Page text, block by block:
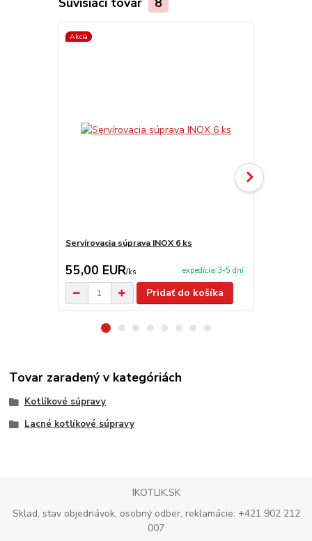
Akcia
Servírovacia súprava INOX 6 ks
55,00 EUR/ks expedícia 3-5 dní
Pridať do košíka
Tovar zaradený v kategóriách
Kotlíkové súpravy
Lacné kotlíkové súpravy
IKOTLIK.SK
Sklad, stav objednávok, osobný odber, reklamácie: +421 902 212
007